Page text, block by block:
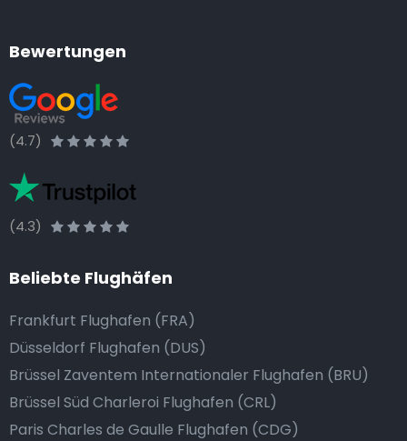
Bewertungen
(4.7)
(4.3)
Beliebte Flughäfen
Frankfurt Flughafen (FRA)
Düsseldorf Flughafen (DUS)
Brüssel Zaventem Internationaler Flughafen (BRU)
Brüssel Süd Charleroi Flughafen (CRL)
Paris Charles de Gaulle Flughafen (CDG)